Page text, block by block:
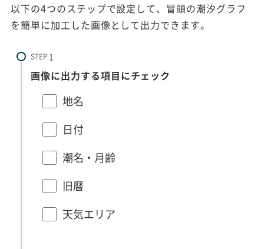
以下の4つのステップで設定して、冒頭の潮汐グラフ
を簡単に加工した画像として出力できます。
STEP
画像に出力する項目にチェック
地名
日付
潮名・月齢
旧暦
天気エリア